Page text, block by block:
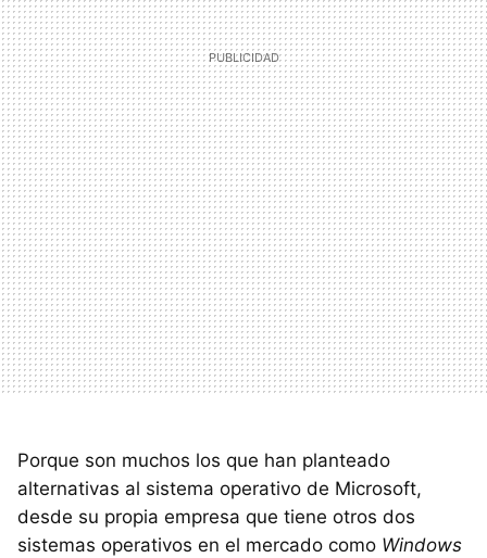
Porque son muchos los que han planteado
alternativas al sistema operativo de Microsoft,
desde su propia empresa que tiene otros dos
sistemas operativos en el mercado como Windows